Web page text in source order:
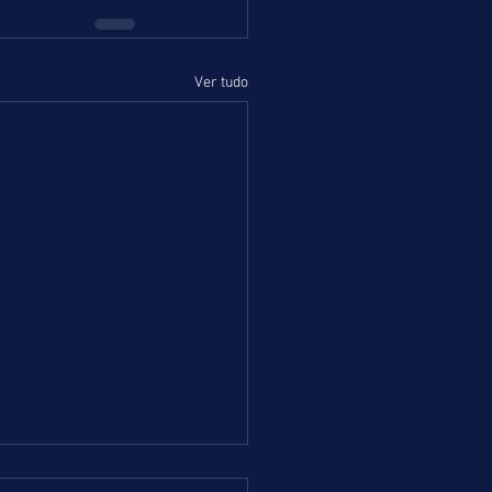
Ver tudo
= TERÇA-FEIRA = 04.08.26 =